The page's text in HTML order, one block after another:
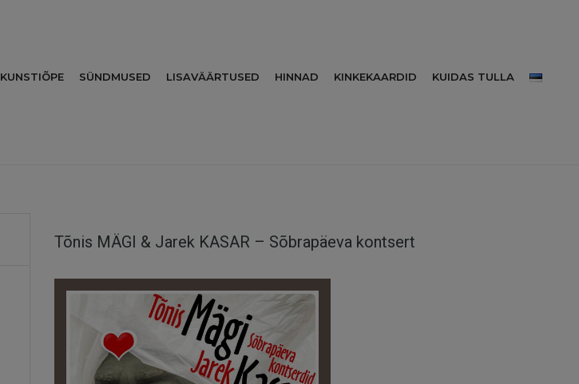
KUNSTIÕPE SÜNDMUSED LISAVÄÄRTUSED HINNAD KINKEKAARDID KUIDAS TULLA
Tõnis MÄGI & Jarek KASAR – Sõbrapäeva kontsert